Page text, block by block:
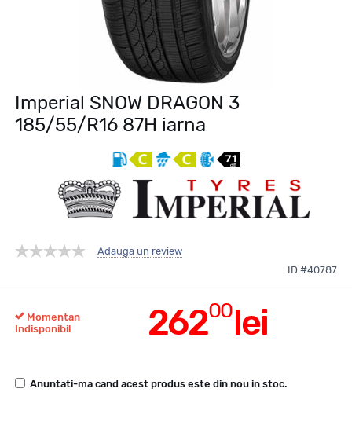
Imperial SNOW DRAGON 3
185/55/R16 87H iarna
Adauga un review
ID #40787
26200lei
Momentan
Indisponibil
Anuntati-ma cand acest produs este din nou in stoc.